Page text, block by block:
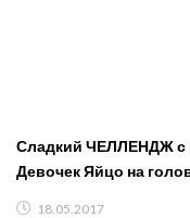
Сладкий ЧЕЛЛЕНДЖ с
Девочек Яйцо на
18.05.2017